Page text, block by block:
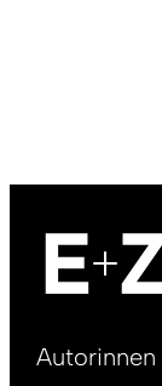
Footer